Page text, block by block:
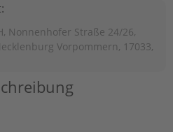
Nonnenhofer Straße 24/26,
Vorpommern, 17033,